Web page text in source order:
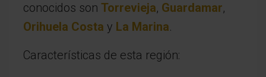
conocidos son Torrevieja, Guardamar,
Orihuela Costa y La Marina.
Características de esta región: